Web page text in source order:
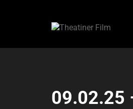
09.02.25